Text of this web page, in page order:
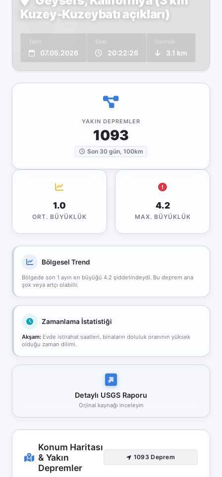
Kuzey-Kuzeybatı açıkları)
Tarih
07.05.2026
Saat
20:22:26
Derinlik
3.1 km
YAKIN DEPREMLER
1093
Son 30 gün, 100km
1.0
ORT. BÜYÜKLÜK
4.2
MAX. BÜYÜKLÜK
Bölgesel Trend
Bölgede son 1 ayın en büyüğü 4.2 şiddetindeydi. Bu deprem ana
şok veya artçı olabilir.
Zamanlama İstatistiği
Akşam: Evde istirahat saatleri, binaların doluluk oranının yüksek
olduğu zaman dilimi.
Detaylı USGS Raporu
Orjinal kaynağı inceleyin
Konum Haritası
& Yakın
Depremler
1093 Deprem